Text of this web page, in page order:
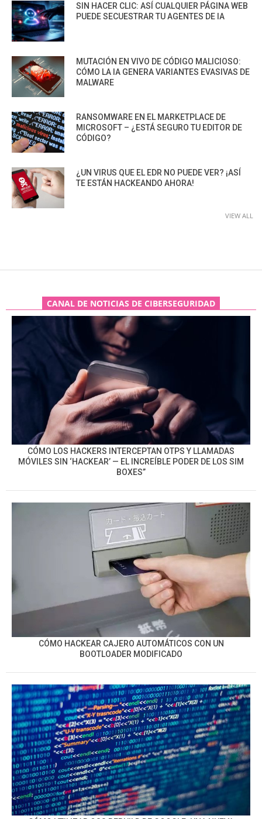
SIN HACER CLIC: ASÍ CUALQUIER PÁGINA WEB
PUEDE SECUESTRAR TU AGENTES DE IA
MUTACIÓN EN VIVO DE CÓDIGO MALICIOSO:
CÓMO LA IA GENERA VARIANTES EVASIVAS DE
MALWARE
RANSOMWARE EN EL MARKETPLACE DE
MICROSOFT – ¿ESTÁ SEGURO TU EDITOR DE
CÓDIGO?
¿UN VIRUS QUE EL EDR NO PUEDE VER? ¡ASÍ
TE ESTÁN HACKEANDO AHORA!
VIEW ALL
CANAL DE NOTICIAS DE CIBERSEGURIDAD
CÓMO LOS HACKERS INTERCEPTAN OTPS Y LLAMADAS
MÓVILES SIN ‘HACKEAR’ — EL INCREÍBLE PODER DE LOS SIM
BOXES”
CÓMO HACKEAR CAJERO AUTOMÁTICOS CON UN
BOOTLOADER MODIFICADO